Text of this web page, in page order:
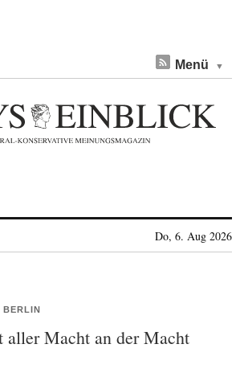
Menü
Do, 6. Aug 2026
BERLIN
aller Macht an der Macht